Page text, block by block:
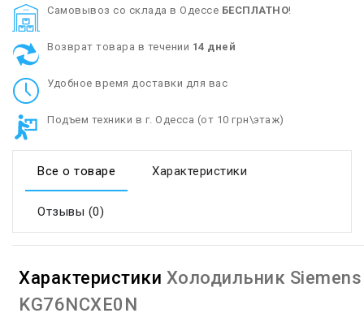
Cамовывоз со склада в Одессе БЕСПЛАТНО!
Возврат товара в течении 14 дней
Удобное время доставки для вас
Подъем техники в г. Одесса (от 10 грн\этаж)
Все о товаре Характеристики
Отзывы (0)
Характеристики Холодильник Siemens
KG76NCXE0N